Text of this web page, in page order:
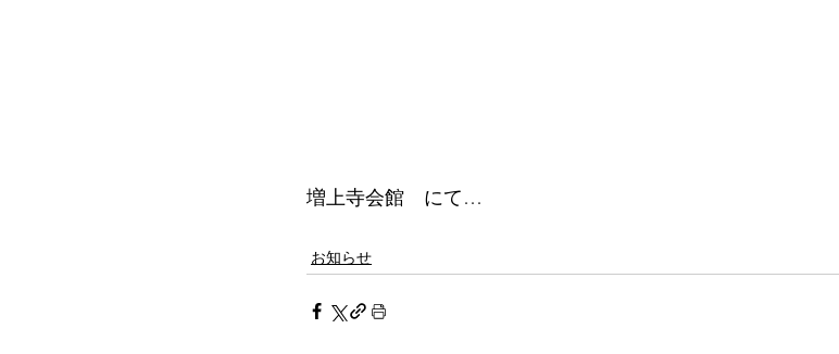
増上寺会館　にて…
お知らせ